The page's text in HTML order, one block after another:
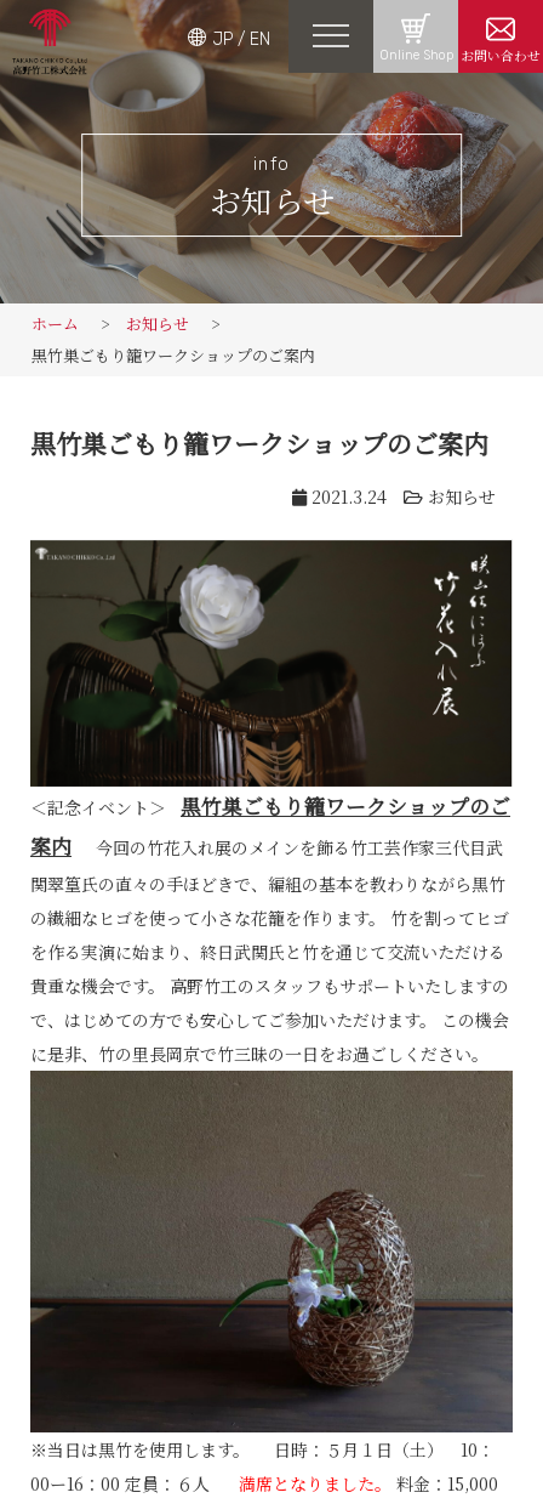
お問い合わせ
Online Shop
JP/ EN
info
お知らせ
ホーム
お知らせ
黒竹巣ごもり籠ワークショップのご案内
黒竹巣ごもり籠ワークショップのご案内
2021.3.24 お知らせ
＜記念イベント＞ 黒竹巣ごもり籠ワークショップのご
案内 今回の竹花入れ展のメインを飾る竹工芸作家三代目武
関翠篁氏の直々の手ほどきで、編組の基本を教わりながら黒竹
の繊細なヒゴを使って小さな花籠を作ります。 竹を割ってヒゴ
を作る実演に始まり、終日武関氏と竹を通じて交流いただける
貴重な機会です。 高野竹工のスタッフもサポートいたしますの
で、はじめての方でも安心してご参加いただけます。 この機会
に是非、竹の里長岡京で竹三昧の一日をお過ごしください。
※当日は黒竹を使用します。 日時：５月１日（土） 10：
00ー16：00 定員：６人
満席となりました。
料金：15,000